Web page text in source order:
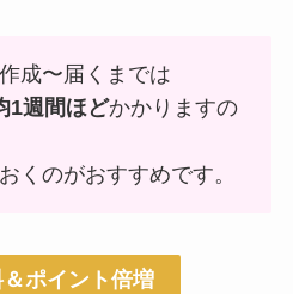
成〜届くまでは
1週間ほどかかりますの
くのがおすすめです。
ポイント倍増